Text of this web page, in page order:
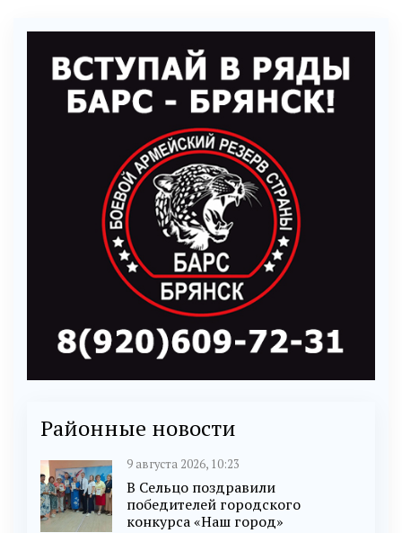
Районные новости
9 августа 2026, 10:23
В Сельцо поздравили
победителей городского
конкурса «Наш город»